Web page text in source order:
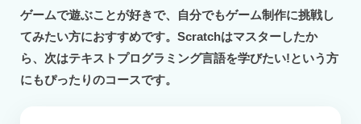
ゲームで遊ぶことが好きで、自分でもゲーム制作に挑戦し
てみたい方におすすめです。Scratchはマスターしたか
ら、次はテキストプログラミング言語を学びたい!という方
にもぴったりのコースです。